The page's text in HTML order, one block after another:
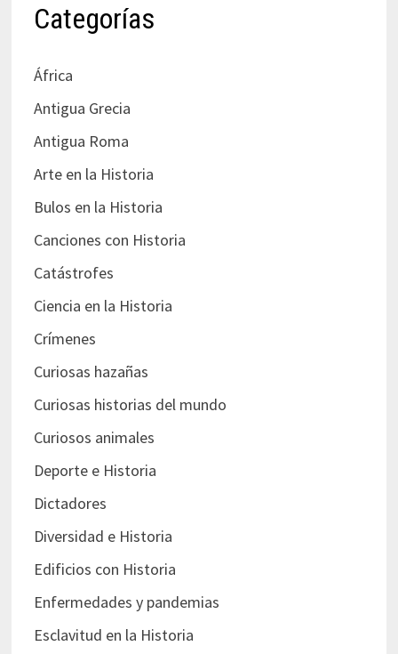
Categorías
África
Antigua Grecia
Antigua Roma
Arte en la Historia
Bulos en la Historia
Canciones con Historia
Catástrofes
Ciencia en la Historia
Crímenes
Curiosas hazañas
Curiosas historias del mundo
Curiosos animales
Deporte e Historia
Dictadores
Diversidad e Historia
Edificios con Historia
Enfermedades y pandemias
Esclavitud en la Historia